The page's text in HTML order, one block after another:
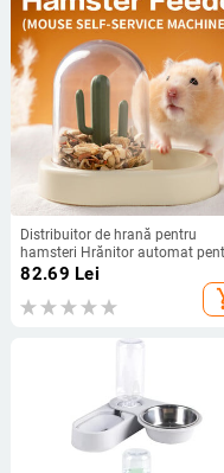
Distribuitor de hrană pentru
hamsteri Hrănitor automat
porci de Guineea Bol cu mâncare
pentru animale de companie,
iepure, arici, mașină de hrănire
82.69 Lei